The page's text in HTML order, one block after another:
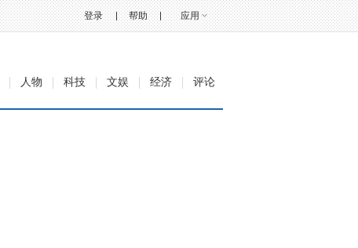
帮助 应用
登录
人物 科技 文娱 经济 评论